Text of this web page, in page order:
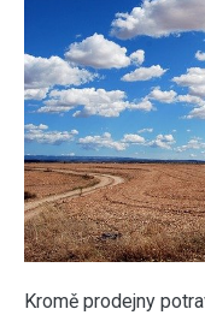
Kromě prodejny